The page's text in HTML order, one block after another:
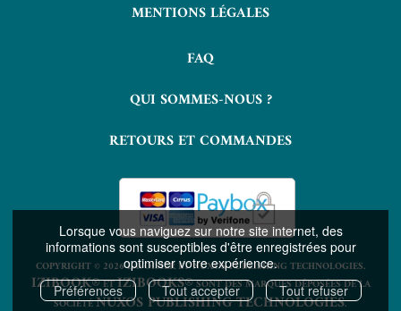
Lorsque vous naviguez sur notre site internet, des
informations sont susceptibles d'être enregistrées pour
optimiser votre expérience.
Préférences
Tout accepter Tout refuser
MENTIONS LÉGALES
FAQ
QUI SOMMES-NOUS ?
RETOURS ET COMMANDES
COPYRIGHT © 2026 LAVOISIER ET NUXOS PUBLISHING TECHNOLOGIES.
IZIBOOK®ETIZIBOOKS®SONT DES MARQUES DÉPOSÉES DE LA
SOCIÉTÉNUXOS PUBLISHING TECHNOLOGIES.